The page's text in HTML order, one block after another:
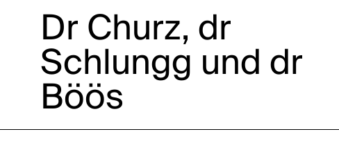
Dr Churz, dr
Schlungg und dr
Böös